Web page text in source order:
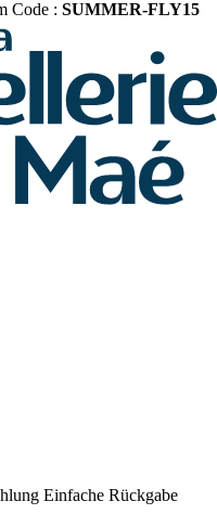
Code : SUMMER-FLY15
Einfache Rückgabe